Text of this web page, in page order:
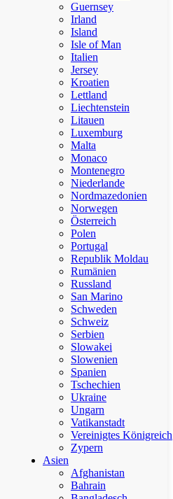
Guernsey
Irland
Island
Isle of Man
Italien
Jersey
Kroatien
Lettland
Liechtenstein
Litauen
Luxemburg
Malta
Monaco
Montenegro
Niederlande
Nordmazedonien
Norwegen
Österreich
Polen
Portugal
Republik Moldau
Rumänien
Russland
San Marino
Schweden
Schweiz
Serbien
Slowakei
Slowenien
Spanien
Tschechien
Ukraine
Ungarn
Vatikanstadt
Vereinigtes Königreich
Zypern
Asien
Afghanistan
Bahrain